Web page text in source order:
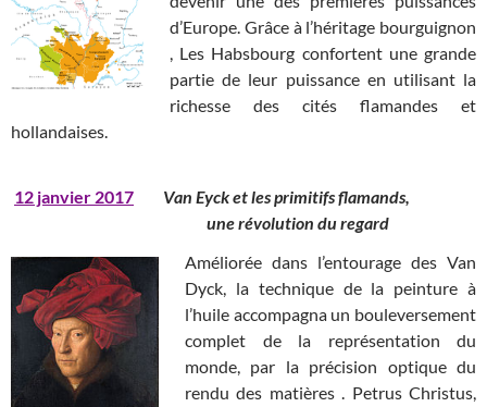
d’Europe. Grâce à l’héritage bourguignon
, Les Habsbourg confortent une grande
partie de leur puissance en utilisant la
richesse des cités flamandes et
hollandaises.
12 janvier 2017
Van Eyck et les primitifs flamands,
une révolution du regard
Améliorée dans l’entourage des Van
Dyck, la technique de la peinture à
l’huile accompagna un bouleversement
complet de la représentation du
monde, par la précision optique du
rendu des matières . Petrus Christus,